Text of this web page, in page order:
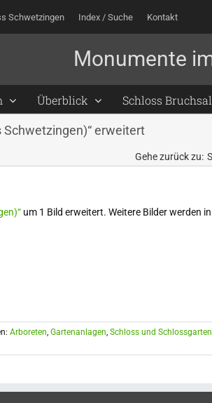
Schwetzingen Index / Suche Kontakt
Überblick Schloss Bruchsal
Schwetzingen)“ erweitert
Gehe zurück zu:
um 1 Bild erweitert. Weitere Bilder werden
Arboreten, Gartenanlagen, Schloss und